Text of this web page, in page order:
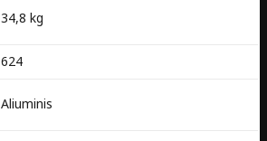
34,8 kg
624
Aliuminis